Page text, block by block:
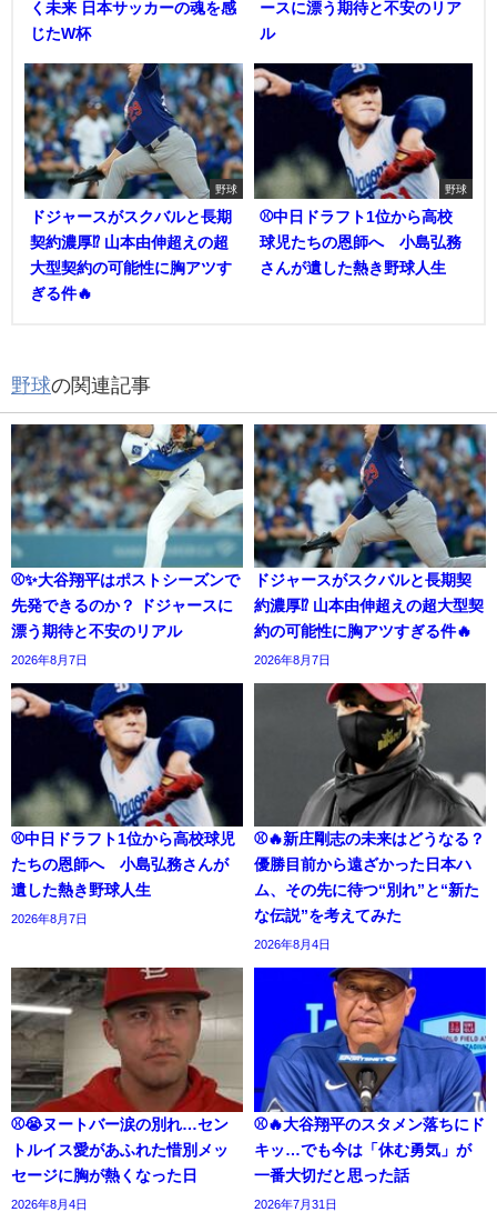
く未来 日本サッカーの魂を感
じたW杯
ースに漂う期待と不安のリア
ル
野球
ドジャースがスクバルと長期
契約濃厚⁉︎ 山本由伸超えの超
大型契約の可能性に胸アツす
ぎる件🔥
野球
⚾中日ドラフト1位から高校
球児たちの恩師へ 小島弘務
さんが遺した熱き野球人生
野球の関連記事
⚾✨大谷翔平はポストシーズンで
先発できるのか？ ドジャースに
漂う期待と不安のリアル
2026年8月7日
ドジャースがスクバルと長期契
約濃厚⁉︎ 山本由伸超えの超大型契
約の可能性に胸アツすぎる件🔥
2026年8月7日
⚾中日ドラフト1位から高校球児
たちの恩師へ 小島弘務さんが
遺した熱き野球人生
2026年8月7日
⚾🔥新庄剛志の未来はどうなる？
優勝目前から遠ざかった日本ハ
ム、その先に待つ“別れ”と“新た
な伝説”を考えてみた
2026年8月4日
⚾😭ヌートバー涙の別れ…セン
トルイス愛があふれた惜別メッ
セージに胸が熱くなった日
2026年8月4日
⚾🔥大谷翔平のスタメン落ちにド
キッ…でも今は「休む勇気」が
一番大切だと思った話
2026年7月31日